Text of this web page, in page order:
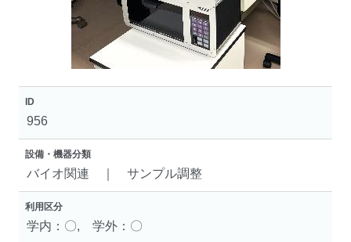
ID
956
設備・機器分類
バイオ関連 ｜ サンプル調整
利用区分
学内：〇, 学外：〇